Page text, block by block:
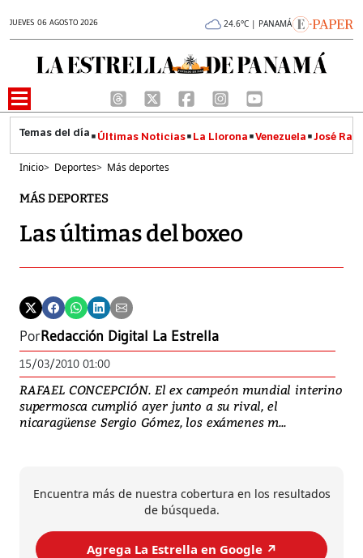
JUEVES 06 AGOSTO 2026 24.6°C | PANAMÁ
Últimas Noticias La Llorona Venezuela José
Inicio> Deportes> Más deportes
MÁS DEPORTES
Las últimas del boxeo
PorRedacción Digital La Estrella
15/03/2010 01:00
RAFAEL CONCEPCIÓN. El ex campeón mundial interino
supermosca cumplió ayer junto a su rival, el
nicaragüense Sergio Gómez, los exámenes m...
Encuentra más de nuestra cobertura en los resultados
de búsqueda.
Agrega La Estrella en Google ↗️